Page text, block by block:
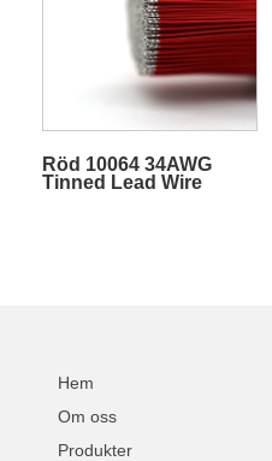
Röd 10064 34AWG
Tinned Lead Wire
Hem
Om oss
Produkter